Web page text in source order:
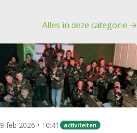
Alles in deze categorie →
9 feb 2026 • 10:41 activiteiten